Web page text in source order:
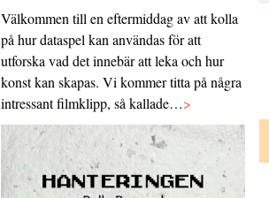
Välkommen till en eftermiddag av att kolla
på hur dataspel kan användas för att
utforska vad det innebär att leka och hur
konst kan skapas. Vi kommer titta på några
intressant filmklipp, så kallade…>